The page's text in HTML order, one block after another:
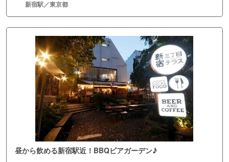
新宿駅／東京都
昼から飲める新宿駅近！BBQビアガーデン♪